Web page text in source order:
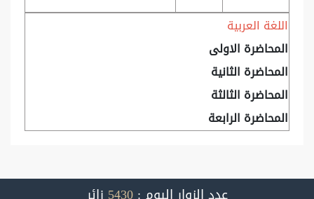
اللغة العربية
المحاضرة الاولى
المحاضرة الثانية
المحاضرة الثالثة
المحاضرة الرابعة